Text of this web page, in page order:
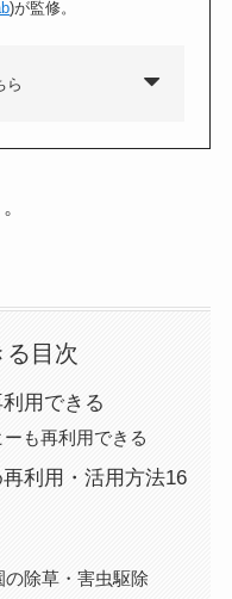
)が監修。
ら
る目次
用できる
も再利用できる
利用・活用方法16
の除草・害虫駆除